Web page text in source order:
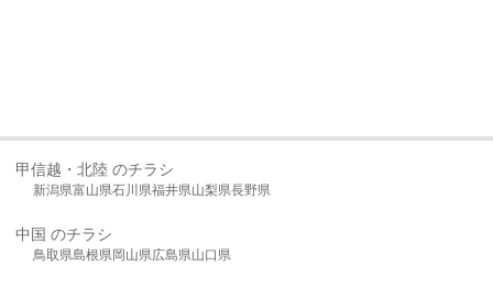
甲信越・北陸 のチラシ
新潟県富山県石川県福井県山梨県長野県
中国 のチラシ
鳥取県島根県岡山県広島県山口県